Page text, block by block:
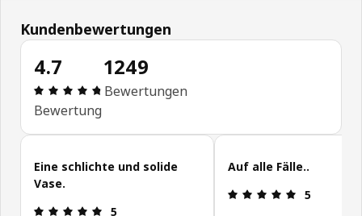
Kundenbewertungen
4.7
Bewertung: 4.7 von 5 Sterne Alle Bewertungen:
Bewertung
1249
Bewertungen
Kundenbewertungen überspringen
Eine schlichte und solide
Vase.
Bewertung: 5 von 5 Sterne
5
Auf alle Fälle..
5